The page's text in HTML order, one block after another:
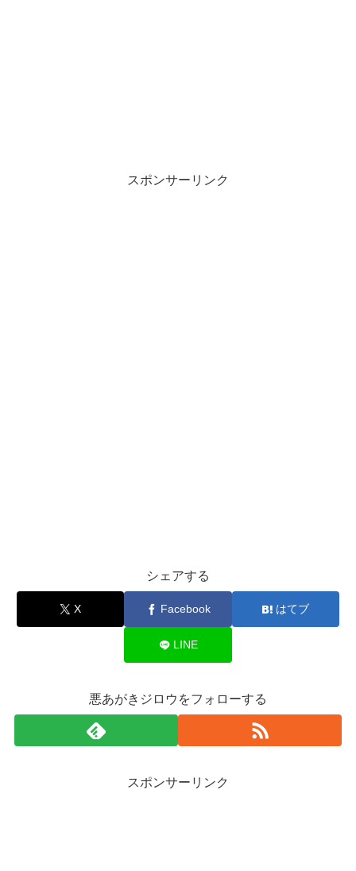
スポンサーリンク
シェアする
X Facebook はてブ
LINE
悪あがきジロウをフォローする
スポンサーリンク